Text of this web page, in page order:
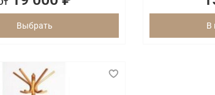
Выбрать В